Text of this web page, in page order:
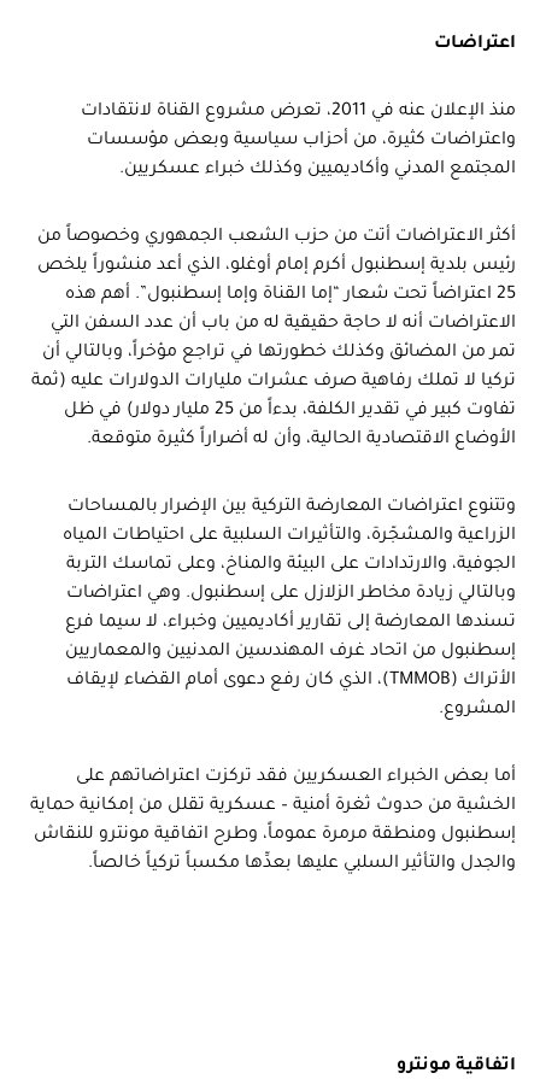
اعتراضات
منذ الإعلان عنه في 2011، تعرض مشروع القناة لانتقادات
واعتراضات كثيرة، من أحزاب سياسية وبعض مؤسسات
المجتمع المدني وأكاديميين وكذلك خبراء عسكريين.
أكثر الاعتراضات أتت من حزب الشعب الجمهوري وخصوصاً من
رئيس بلدية إسطنبول أكرم إمام أوغلو، الذي أعد منشوراً يلخص
25 اعتراضاً تحت شعار “إما القناة وإما إسطنبول”. أهم هذه
الاعتراضات أنه لا حاجة حقيقية له من باب أن عدد السفن التي
تمر من المضائق وكذلك خطورتها في تراجع مؤخراً، وبالتالي أن
تركيا لا تملك رفاهية صرف عشرات مليارات الدولارات عليه (ثمة
تفاوت كبير في تقدير الكلفة، بدءاً من 25 مليار دولار) في ظل
الأوضاع الاقتصادية الحالية، وأن له أضراراً كثيرة متوقعة.
وتتنوع اعتراضات المعارضة التركية بين الإضرار بالمساحات
الزراعية والمشجّرة، والتأثيرات السلبية على احتياطات المياه
الجوفية، والارتدادات على البيئة والمناخ، وعلى تماسك التربة
وبالتالي زيادة مخاطر الزلازل على إسطنبول. وهي اعتراضات
تسندها المعارضة إلى تقارير أكاديميين وخبراء، لا سيما فرع
إسطنبول من اتحاد غرف المهندسين المدنيين والمعماريين
الأتراك (TMMOB)، الذي كان رفع دعوى أمام القضاء لإيقاف
المشروع.
أما بعض الخبراء العسكريين فقد تركزت اعتراضاتهم على
الخشية من حدوث ثغرة أمنية – عسكرية تقلل من إمكانية حماية
إسطنبول ومنطقة مرمرة عموماً، وطرح اتفاقية مونترو للنقاش
والجدل والتأثير السلبي عليها بعدِّها مكسباً تركياً خالصاً.
اتفاقية مونترو